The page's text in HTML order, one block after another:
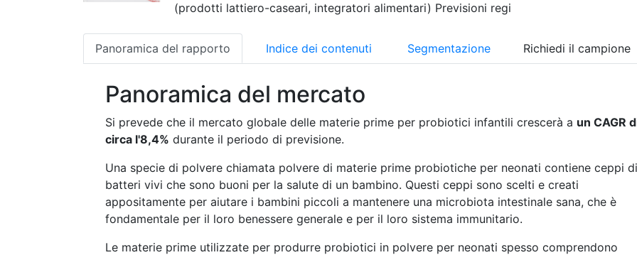
(prodotti lattiero-caseari, integratori alimentari) Previsioni regi
Panoramica del rapporto Indice dei contenuti Segmentazione Richiedi il campione
Panoramica del mercato
Si prevede che il mercato globale delle materie prime per probiotici infantili crescerà a un CAGR
circa l'8,4% durante il periodo di previsione.
Una specie di polvere chiamata polvere di materie prime probiotiche per neonati contiene ceppi di
batteri vivi che sono buoni per la salute di un bambino. Questi ceppi sono scelti e creati
appositamente per aiutare i bambini piccoli a mantenere una microbiota intestinale sana, che è
fondamentale per il loro benessere generale e per il loro sistema immunitario.
Le materie prime utilizzate per produrre probiotici in polvere per neonati spesso comprendono